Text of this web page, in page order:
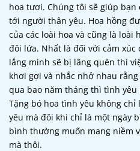
hoa tươi. Chúng tôi sẽ giúp
tới người thân yêu. Hoa hồng
của các loài hoa và cũng là loài
đôi lứa. Nhất là đối với cảm
lắng mình sẽ bị lãng quên thì
khơi gợi và nhắc nhở nhau
qua bao năm tháng thì tình yêu
Tặng bó hoa tình yêu không
yêu mà đôi khi chỉ là một ngày
bình thường muốn mang niềm
mà thôi.